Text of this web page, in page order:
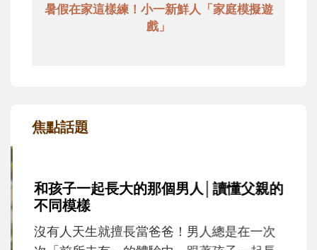
暑假在家這樣練！小一新鮮人「家庭模擬遊
戲」
焦點話題